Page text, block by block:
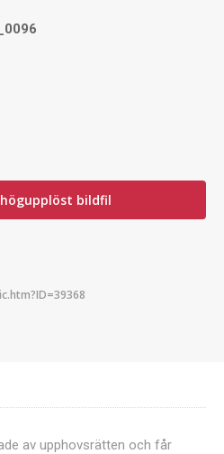
bildfil
av upphovsrätten och får